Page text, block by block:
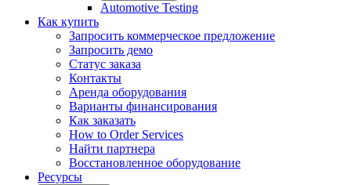
Automotive Testing
Как купить
Запросить коммерческое предложение
Запросить демо
Статус заказа
Контакты
Аренда оборудования
Варианты финансирования
Как заказать
How to Order Services
Найти партнера
Восстановленное оборудование
Ресурсы